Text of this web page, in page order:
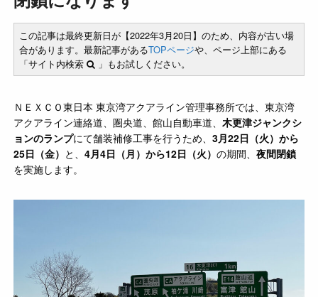
この記事は最終更新日が【2022年3月20日】のため、内容が古い場
合があります。最新記事があるTOPページや、ページ上部にある
「サイト内検索
」もお試しください。
ＮＥＸＣＯ東日本 東京湾アクアライン管理事務所では、東京湾
アクアライン連絡道、圏央道、館山自動車道、木更津ジャンクシ
ョンのランプにて舗装補修工事を行うため、3月22日（火）から
25日（金） と、4月4日（月）から12日（火）の期間、夜間閉鎖
を実施します。